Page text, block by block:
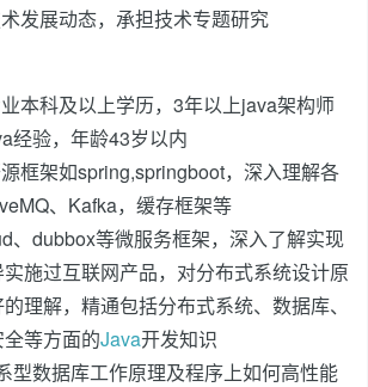
发展动态，承担技术专题研究
本科及以上学历，3年以上java架构师
经验，年龄43岁以内
框架如spring,springboot，深入理解各
、Kafka，缓存框架等
、dubbox等微服务框架，深入了解实现
施过互联网产品，对分布式系统设计原
理解，精通包括分布式系统、数据库、
等方面的Java开发知识
型数据库工作原理及程序上如何高性能